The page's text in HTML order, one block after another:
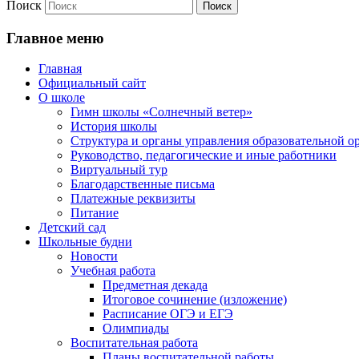
Поиск
Главное меню
Главная
Официальный сайт
О школе
Гимн школы «Солнечный ветер»
История школы
Структура и органы управления образовательной
Руководство, педагогические и иные работники
Виртуальный тур
Благодарственные письма
Платежные реквизиты
Питание
Детский сад
Школьные будни
Новости
Учебная работа
Предметная декада
Итоговое сочинение (изложение)
Расписание ОГЭ и ЕГЭ
Олимпиады
Воспитательная работа